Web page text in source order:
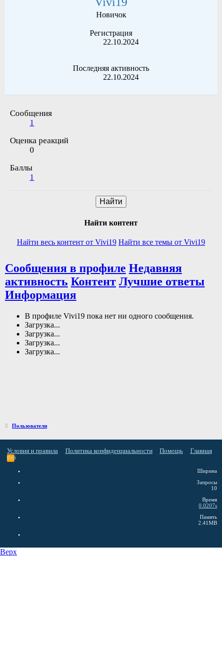
Новичок
Регистрация
22.10.2024
Последняя активность
22.10.2024
Сообщения
1
Оценка реакций
0
Баллы
1
Найти
Найти контент
Найти весь контент от Vivi19 Найти все темы от Vivi19
Сообщения в профиле Недавняя
активность Контент Лучшие ответы
Информация
В профиле Vivi19 пока нет ни одного сообщения.
Загрузка...
Загрузка...
Загрузка...
Загрузка...
Пользователи
Условия и правила Политика конфиденциальности Помощь Главная
RSS
Ширина
Запросы
10
Время
0.0207s
Память
2.41MB
Верх